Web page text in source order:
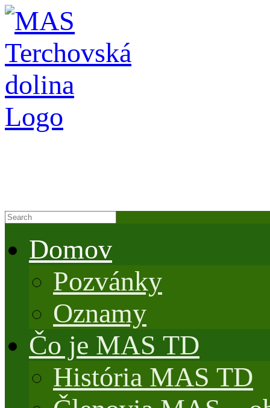
Domov
Pozvánky
Oznamy
Čo je MAS TD
História MAS TD